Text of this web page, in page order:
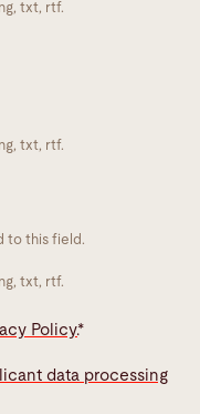
txt, rtf.
txt, rtf.
to this field.
txt, rtf.
Policy.*
data processing